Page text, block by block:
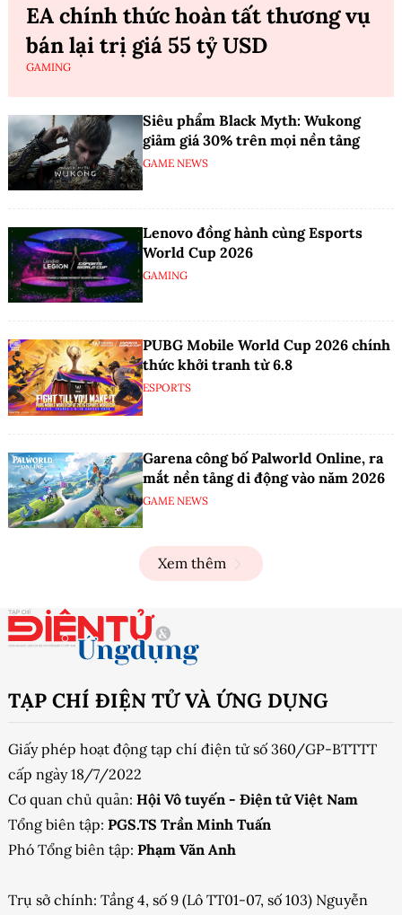
EA chính thức hoàn tất thương vụ
bán lại trị giá 55 tỷ USD
GAMING
Siêu phẩm Black Myth: Wukong
giảm giá 30% trên mọi nền tảng
GAME NEWS
Lenovo đồng hành cùng Esports
World Cup 2026
GAMING
PUBG Mobile World Cup 2026 chính
thức khởi tranh từ 6.8
ESPORTS
Garena công bố Palworld Online, ra
mắt nền tảng di động vào năm 2026
GAME NEWS
Xem thêm
TẠP CHÍ ĐIỆN TỬ VÀ ỨNG DỤNG
Giấy phép hoạt động tạp chí điện tử số 360/GP-BTTTT
cấp ngày 18/7/2022
Cơ quan chủ quản: Hội Vô tuyến - Điện tử Việt Nam
Tổng biên tập: PGS.TS Trần Minh Tuấn
Phó Tổng biên tập: Phạm Văn Anh
Trụ sở chính: Tầng 4, số 9 (Lô TT01-07, số 103) Nguyễn